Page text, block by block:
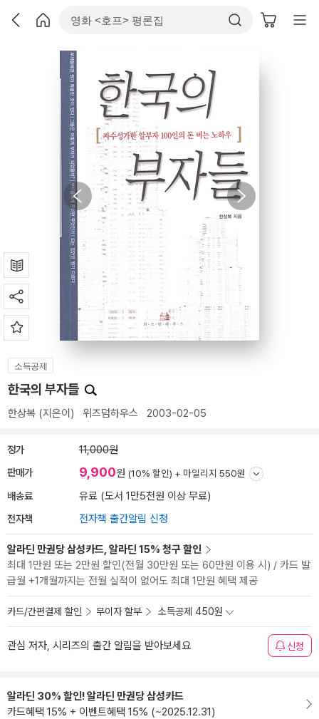
소득공제
한국의 부자들
한상복 (지은이) 위즈덤하우스 2003-02-05
정가 11,000원
판매가 9,900원 (10% 할인) + 마일리지 550원
배송료 유료 (도서 1만5천원 이상 무료)
전자책 전자책 출간알림 신청
알라딘 만권당 삼성카드, 알라딘 15% 청구 할인
최대 1만원 또는 2만원 할인(전월 30만원 또는 60만원 이용 시) / 카드 발
급월 +1개월까지는 전월 실적이 없어도 최대 1만원 혜택 제공
카드/간편결제 할인 무이자 할부 소득공제 450원
관심 저자, 시리즈의 출간 알림을 받아보세요 신청
알라딘 30% 할인! 알라딘 만권당 삼성카드
카드혜택 15% + 이벤트혜택 15% (~2025.12.31)